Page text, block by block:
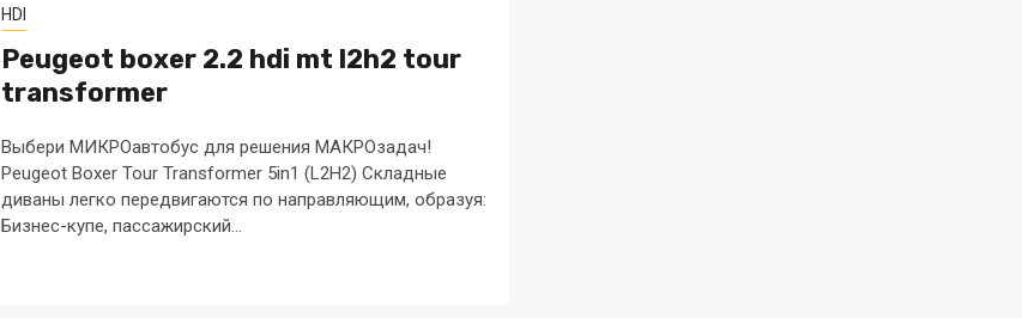
HDI
Peugeot boxer 2.2 hdi mt l2h2 tour
transformer
Выбери МИКРОавтобус для решения МАКРОзадач!
Peugeot Boxer Tour Transformer 5in1 (L2H2) Складные
диваны легко передвигаются по направляющим, образуя:
Бизнес-купе, пассажирский...